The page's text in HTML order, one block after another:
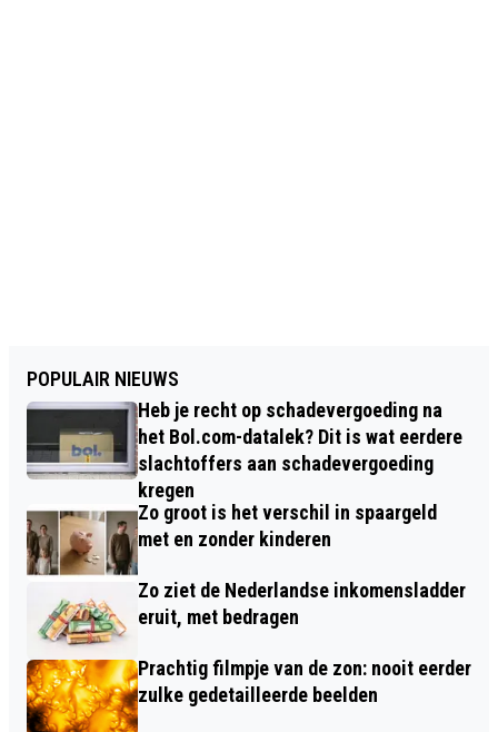
POPULAIR NIEUWS
Heb je recht op schadevergoeding na
het Bol.com-datalek? Dit is wat eerdere
slachtoffers aan schadevergoeding
kregen
Zo groot is het verschil in spaargeld
met en zonder kinderen
Zo ziet de Nederlandse inkomensladder
eruit, met bedragen
Prachtig filmpje van de zon: nooit eerder
zulke gedetailleerde beelden